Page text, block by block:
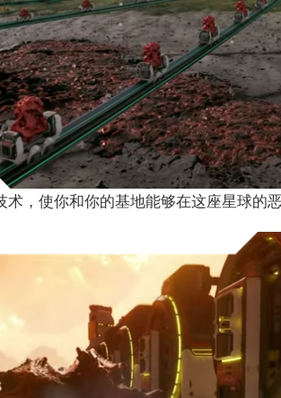
，使你和你的基地能够在这座星球的恶